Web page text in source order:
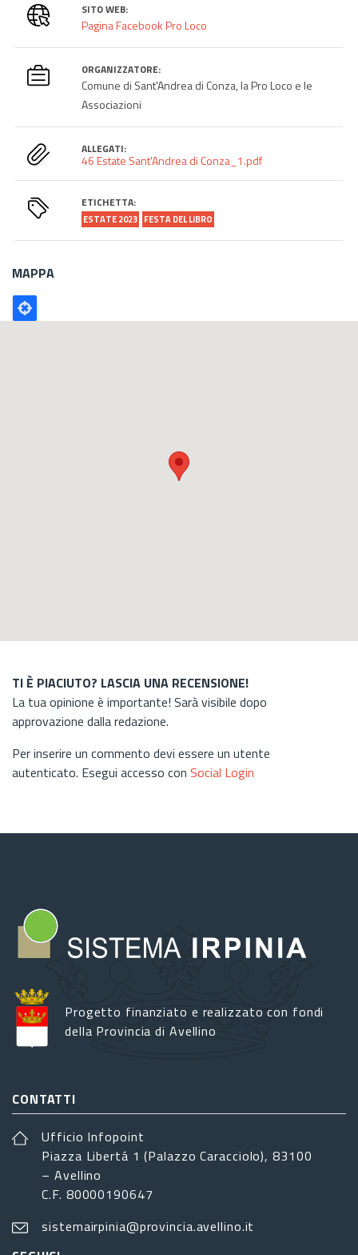
SITO WEB:
Pagina Facebook Pro Loco
ORGANIZZATORE:
Comune di Sant'Andrea di Conza, la Pro Loco e le
Associazioni
ALLEGATI:
46 Estate Sant'Andrea di Conza_1.pdf
ETICHETTA:
ESTATE 2023 FESTA DEL LIBRO
MAPPA
Poligono
GEO
TI È PIACIUTO? LASCIA UNA RECENSIONE!
La tua opinione è importante! Sarà visibile dopo
approvazione dalla redazione.
Per inserire un commento devi essere un utente
autenticato. Esegui accesso con Social Login
Progetto finanziato e realizzato con fondi
della Provincia di Avellino
CONTATTI
Ufficio Infopoint
Piazza Libertá 1 (Palazzo Caracciolo), 83100
– Avellino
C.F. 80000190647
sistemairpinia@provincia.avellino.it